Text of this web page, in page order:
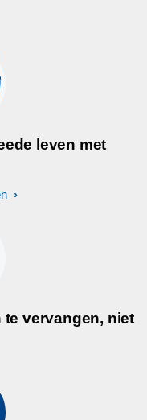
leven met
vervangen, niet